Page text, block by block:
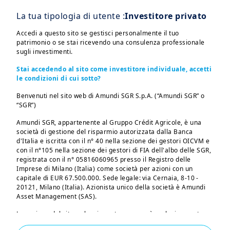
La tua tipologia di utente :Investitore privato
Accedi a questo sito se gestisci personalmente il tuo
patrimonio o se stai ricevendo una consulenza professionale
sugli investimenti.
Stai accedendo al sito come investitore individuale, accetti
le condizioni di cui sotto?
Benvenuti nel sito web di Amundi SGR S.p.A. (“Amundi SGR” o
“SGR”)
Amundi SGR, appartenente al Gruppo Crédit Agricole, è una
società di gestione del risparmio autorizzata dalla Banca
d'Italia e iscritta con il n° 40 nella sezione dei gestori OICVM e
con il n°105 nella sezione dei gestori di FIA dell'albo delle SGR,
registrata con il n° 05816060965 presso il Registro delle
Imprese di Milano (Italia) come società per azioni con un
capitale di EUR 67.500.000. Sede legale: via Cernaia, 8-10 -
20121, Milano (Italia). Azionista unico della società è Amundi
Asset Management (SAS).
La sezione del sito web cui avrete accesso è esclusivamente
riservata alle persone residenti in Italia o che accedono al sito
| Video
geopolitica, inflazione e
strategie...